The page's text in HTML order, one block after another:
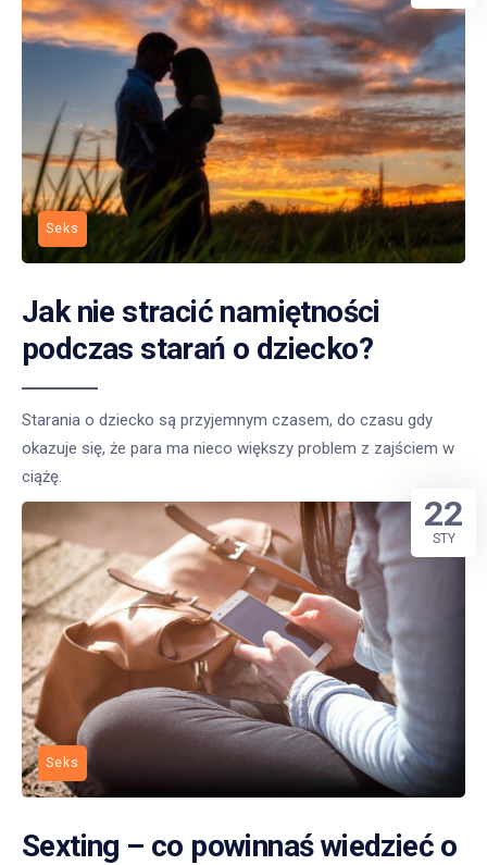
Seks
Jak nie stracić namiętności
podczas starań o dziecko?
Starania o dziecko są przyjemnym czasem, do czasu gdy
okazuje się, że para ma nieco większy problem z zajściem w
ciążę.
Seks
Sexting – co powinnaś wiedzieć o
22
STY